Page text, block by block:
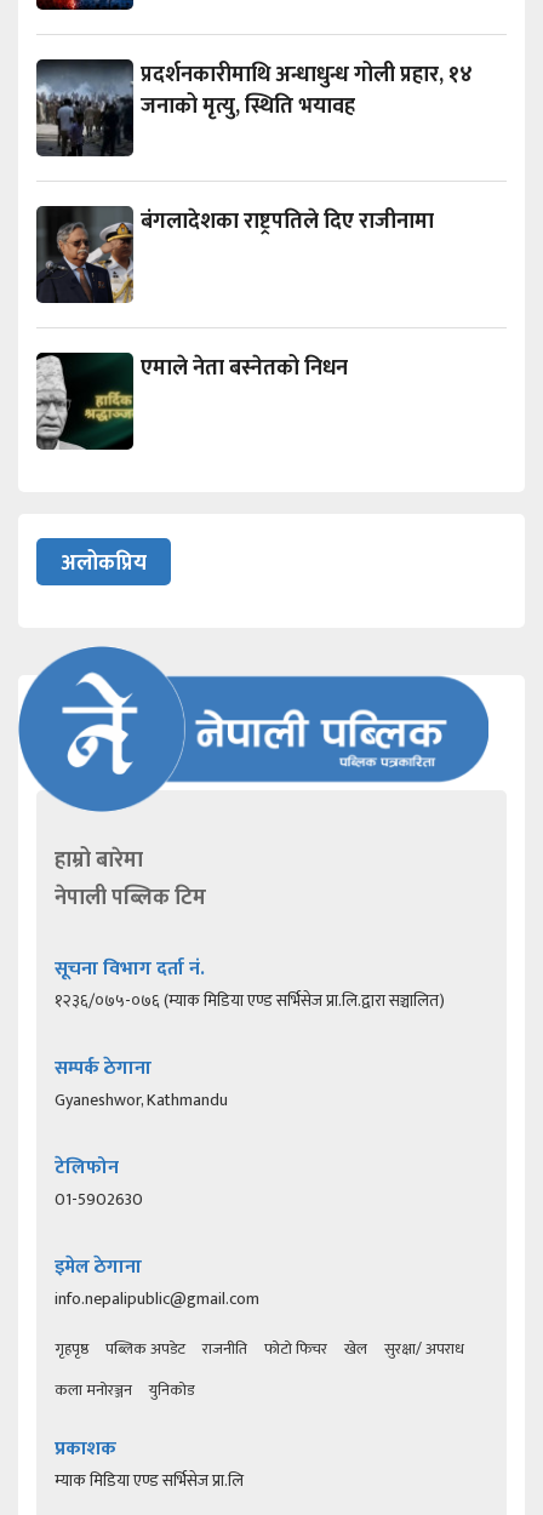
प्रदर्शनकारीमाथि अन्धाधुन्ध गोली प्रहार, १४
जनाको मृत्यु, स्थिति भयावह
बंगलादेशका राष्ट्रपतिले दिए राजीनामा
एमाले नेता बस्नेतको निधन
अलोकप्रिय
हाम्रो बारेमा
नेपाली पब्लिक टिम
सूचना विभाग दर्ता नं.
१२३६/०७५-०७६ (म्याक मिडिया एण्ड सर्भिसेज प्रा.लि.द्वारा सञ्चालित)
सम्पर्क ठेगाना
Gyaneshwor, Kathmandu
टेलिफोन
01-5902630
इमेल ठेगाना
info.nepalipublic@gmail.com
गृहपृष्ठ पब्लिक अपडेट राजनीति फोटो फिचर खेल
सुरक्षा/ अपराध
कला मनोरञ्जन
युनिकोड
प्रकाशक
म्याक मिडिया एण्ड सर्भिसेज प्रा.लि